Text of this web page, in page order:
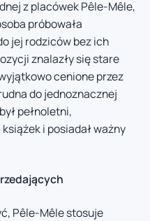
z placówek Pêle-Mêle,
próbowała
jej rodziców bez ich
znalazły się stare
cenione przez
do jednoznacznej
pełnoletni,
i posiadał ważny
Pêle-Mêle stosuje